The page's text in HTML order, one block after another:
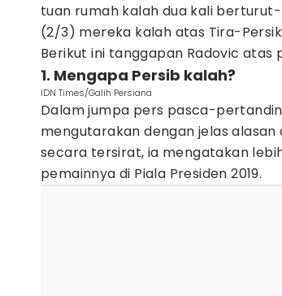
tuan rumah kalah dua kali
(2/3) mereka kalah atas Tira-
Berikut ini tanggapan Radovic atas
1. Mengapa Persib kalah?
IDN Times/Galih Persiana
Dalam jumpa pers pasca-
mengutarakan dengan jelas
secara tersirat, ia mengatakan
pemainnya di Piala Presiden 2019.